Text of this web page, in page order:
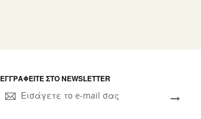
ΕΓΓΡΑΦΕΊΤΕ ΣΤΟ NEWSLETTER
Sign
Up